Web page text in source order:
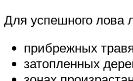
Для успешного лова
прибрежных
затопленных